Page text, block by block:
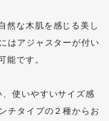
然な木肌を感じる美し
はアジャスターが付い
能です。
使いやすいサイズ感
チタイプの２種からお